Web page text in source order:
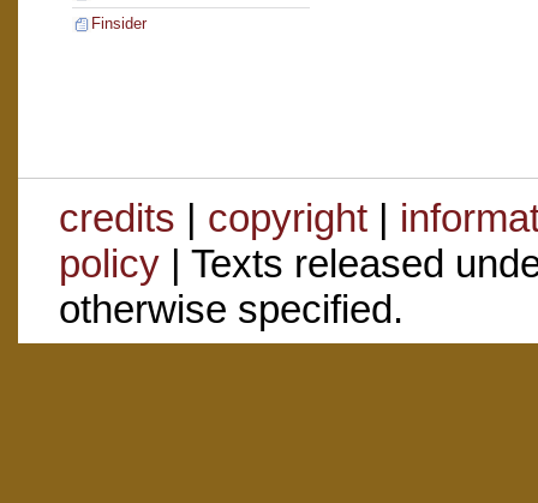
Finsider
credits | copyright|
policy| Texts released
otherwise specified.